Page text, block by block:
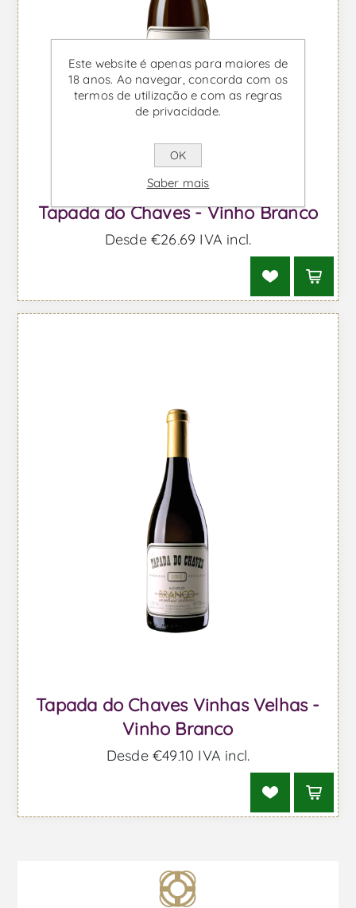
Tapada do Chaves - Vinho Branco
Desde €26,69 IVA incl.
Tapada do Chaves Vinhas Velhas -
Vinho Branco
Desde €49,10 IVA incl.
Este website é apenas para maiores de
18 anos. Ao navegar, concorda com os
termos de utilização e com as regras
de privacidade.
OK
Saber mais